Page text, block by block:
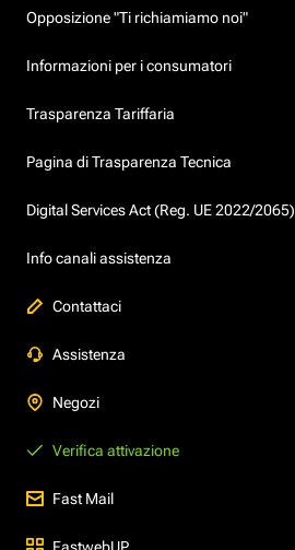
Opposizione "Ti richiamiamo noi"
Informazioni per i consumatori
Trasparenza Tariffaria
Pagina di Trasparenza Tecnica
Digital Services Act (Reg. UE 2022/2065)
Info canali assistenza
Contattaci
Assistenza
Negozi
Verifica attivazione
Fast Mail